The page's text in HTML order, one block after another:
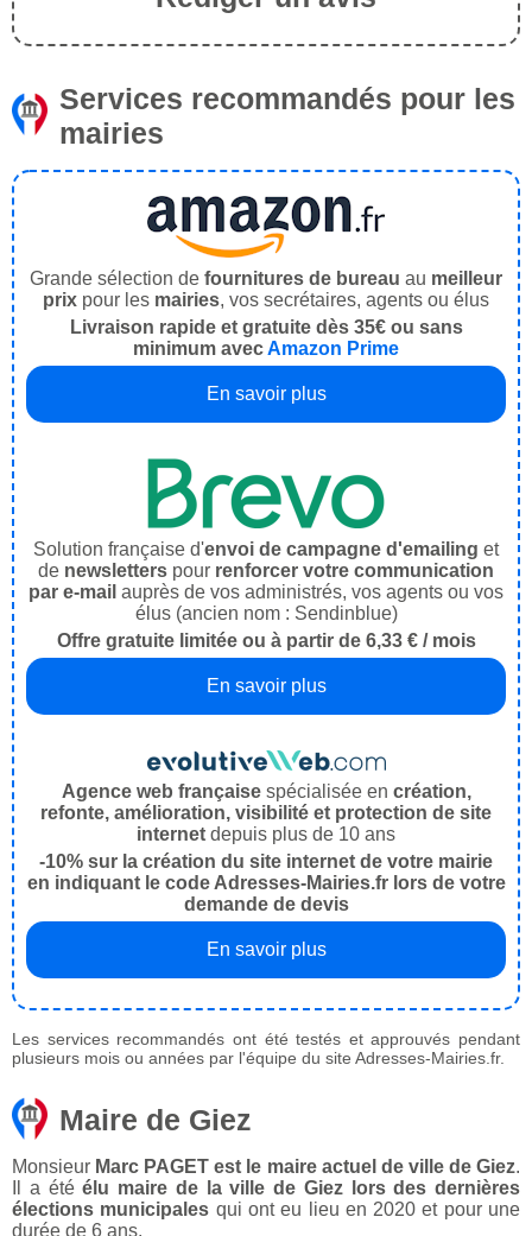
Services recommandés pour les
mairies
Grande sélection de fournitures de bureau au meilleur
prix pour les mairies, vos secrétaires, agents ou élus
Livraison rapide et gratuite dès 35€ ou sans
minimum avecAmazon Prime
En savoir plus
Solution française d'envoi de campagne d'emailing et
de newsletters pour renforcer votre communication
par e-mail auprès de vos administrés, vos agents ou vos
élus (ancien nom : Sendinblue)
Offre gratuite limitée ou à partir de 6,33 € / mois
En savoir plus
Agence web françaisespécialisée en création,
refonte, amélioration, visibilité et protection de site
internet depuis plus de 10 ans
-10% sur la création du site internet de votre mairie
en indiquant le code Adresses-Mairies.fr lors de votre
demande de devis
En savoir plus
Les services recommandés ont été testés et approuvés pendant
plusieurs mois ou années par l'équipe du site Adresses-Mairies.fr.
Maire de Giez
Monsieur Marc PAGET est le maire actuel de ville de Giez.
Il a étéélu maire de la ville de Giez lors des dernières
élections municipales qui ont eu lieu en 2020 et pour une
durée de 6 ans.